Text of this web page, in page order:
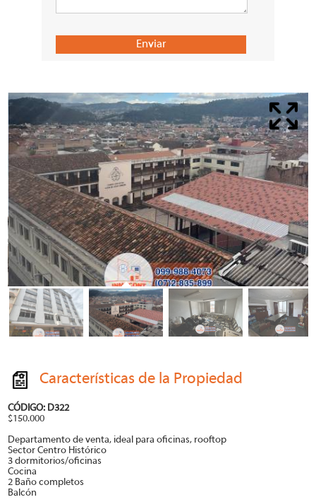
Características de la Propiedad
CÓDIGO: D322
$150.000
Departamento de venta, ideal para oficinas, rooftop
Sector Centro Histórico
3 dormitorios/oficinas
Cocina
2 Baño completos
Balcón